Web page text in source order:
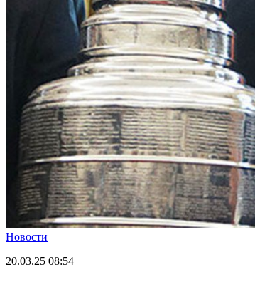
Новости
20.03.25 08:54